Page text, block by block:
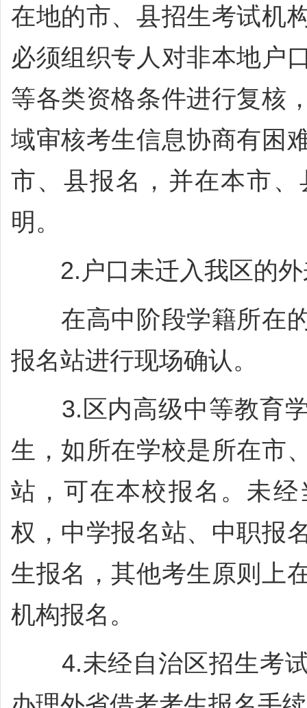
在地的市、县招生考试机
必须组织专人对非本地户
等各类资格条件进行复核
域审核考生信息协商有困
市、县报名，并在本市
明。
2.户口未迁入我区的外
在高中阶段学籍所在的
报名站进行现场确认。
3.区内高级中等教育学
生，如所在学校是所在市
站，可在本校报名。未
权，中学报名站、中职报
生报名，其他考生原则上
机构报名。
4.未经自治区招生考试